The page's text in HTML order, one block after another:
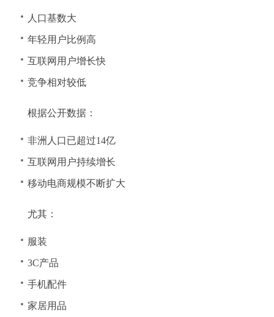
人口基数大
年轻用户比例高
互联网用户增长快
竞争相对较低
根据公开数据：
非洲人口已超过14亿
互联网用户持续增长
移动电商规模不断扩大
尤其：
服装
3C产品
手机配件
家居用品